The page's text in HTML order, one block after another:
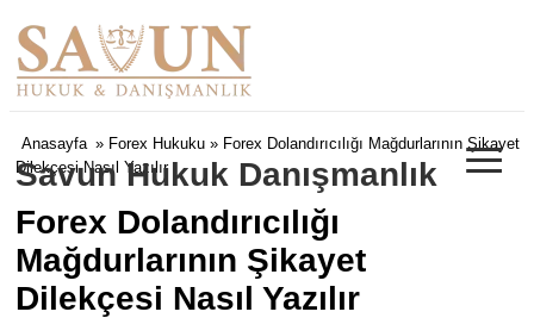
Savun Hukuk Danışmanlık ≡
Anasayfa » Forex Hukuku » Forex Dolandırıcılığı Mağdurlarının Şikayet
Dilekçesi Nasıl Yazılır
Forex Dolandırıcılığı
Mağdurlarının Şikayet
Dilekçesi Nasıl Yazılır